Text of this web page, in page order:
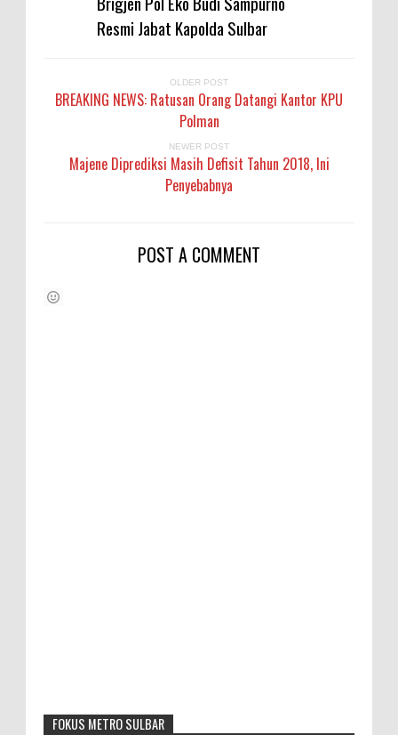
Resmi Jabat Kapolda Sulbar
OLDER POST
BREAKING NEWS: Ratusan Orang Datangi Kantor KPU
Polman
NEWER POST
Majene Diprediksi Masih Defisit Tahun 2018, Ini
Penyebabnya
POST A COMMENT
FOKUS METRO SULBAR